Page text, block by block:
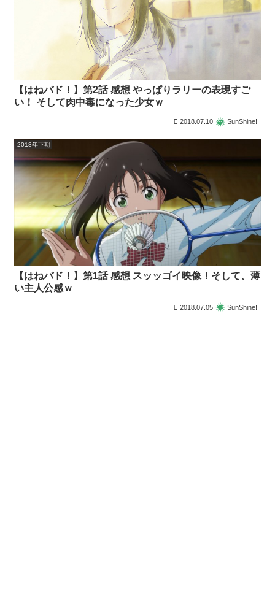
【はねバド！】第2話 感想 やっぱりラリーの表現すご
い！ そして肉中毒になった少女ｗ
2018.07.10 SunShine!
2018年下期
【はねバド！】第1話 感想 スッッゴイ映像！そして、薄
い主人公感ｗ
2018.07.05 SunShine!